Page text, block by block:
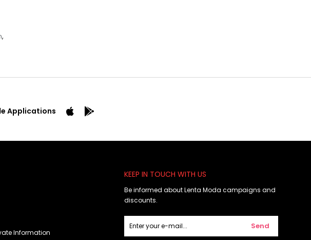
,
Applications
Information
KEEP IN TOUCH WITH US
Be informed about Lenta Moda campaigns and
discounts.
Send